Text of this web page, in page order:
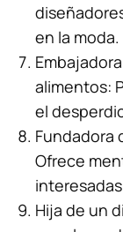
en la moda.
alimentos:
el
Fundadora
Ofrece
Hija de un